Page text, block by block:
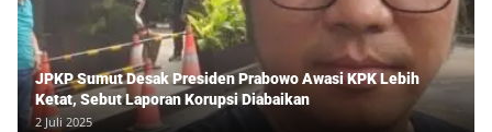
JPKP Sumut Desak Presiden Prabowo Awasi KPK Lebih
Ketat, Sebut Laporan Korupsi Diabaikan
2 Juli 2025